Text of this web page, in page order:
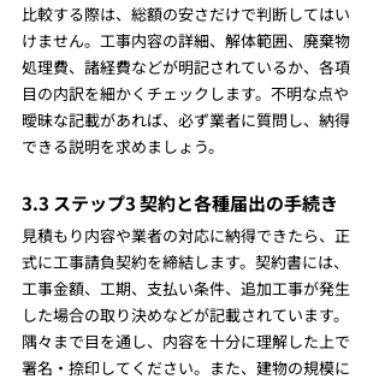
比較する際は、総額の安さだけで判断してはい
けません。工事内容の詳細、解体範囲、廃棄物
処理費、諸経費などが明記されているか、各項
目の内訳を細かくチェックします。不明な点や
曖昧な記載があれば、必ず業者に質問し、納得
できる説明を求めましょう。
3.3 ステップ3 契約と各種届出の手続き
見積もり内容や業者の対応に納得できたら、正
式に工事請負契約を締結します。契約書には、
工事金額、工期、支払い条件、追加工事が発生
した場合の取り決めなどが記載されています。
隅々まで目を通し、内容を十分に理解した上で
署名・捺印してください。また、建物の規模に